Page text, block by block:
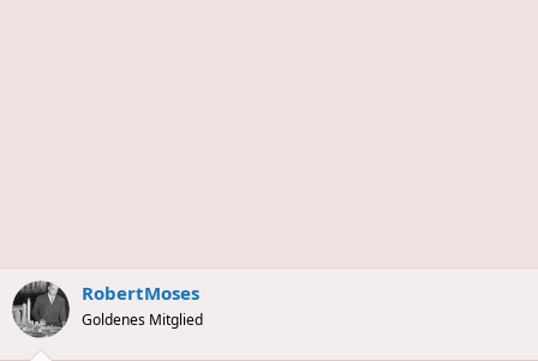
RobertMoses
Goldenes Mitglied